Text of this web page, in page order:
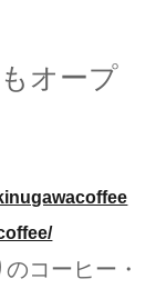
も オープ
コーヒー・